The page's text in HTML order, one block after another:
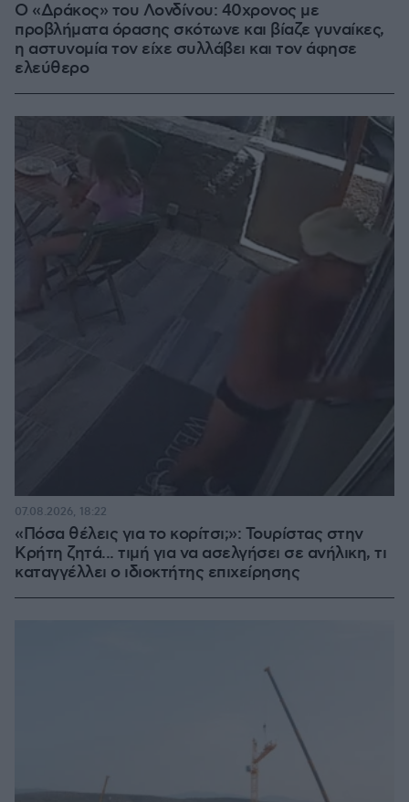
Ο «Δράκος» του Λονδίνου: 40χρονος με
προβλήματα όρασης σκότωνε και βίαζε γυναίκες,
η αστυνομία τον είχε συλλάβει και τον άφησε
ελεύθερο
«Πόσα θέλεις για το κορίτσι;»: Τουρίστας στην
Κρήτη ζητά... τιμή για να ασελγήσει σε ανήλικη, τι
καταγγέλλει ο ιδιοκτήτης επιχείρησης
07.08.2026, 18:22